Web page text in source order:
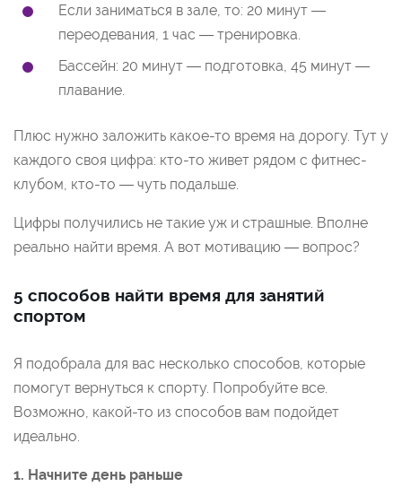
Если заниматься в зале, то: 20 минут —
переодевания, 1 час — тренировка.
Бассейн: 20 минут — подготовка, 45 минут —
плавание.
Плюс нужно заложить какое-то время на дорогу. Тут у
каждого своя цифра: кто-то живет рядом с фитнес-
клубом, кто-то — чуть подальше.
Цифры получились не такие уж и страшные. Вполне
реально найти время. А вот мотивацию — вопрос?
5 способов найти время для занятий
спортом
Я подобрала для вас несколько способов, которые
помогут вернуться к спорту. Попробуйте все.
Возможно, какой-то из способов вам подойдет
идеально.
1. Начните день раньше